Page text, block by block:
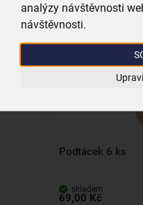
analýzy návštěvnosti
návštěvnosti.
299,00 Kč
Vložit do
Podtácek 6 ks
skladem
69,00 Kč